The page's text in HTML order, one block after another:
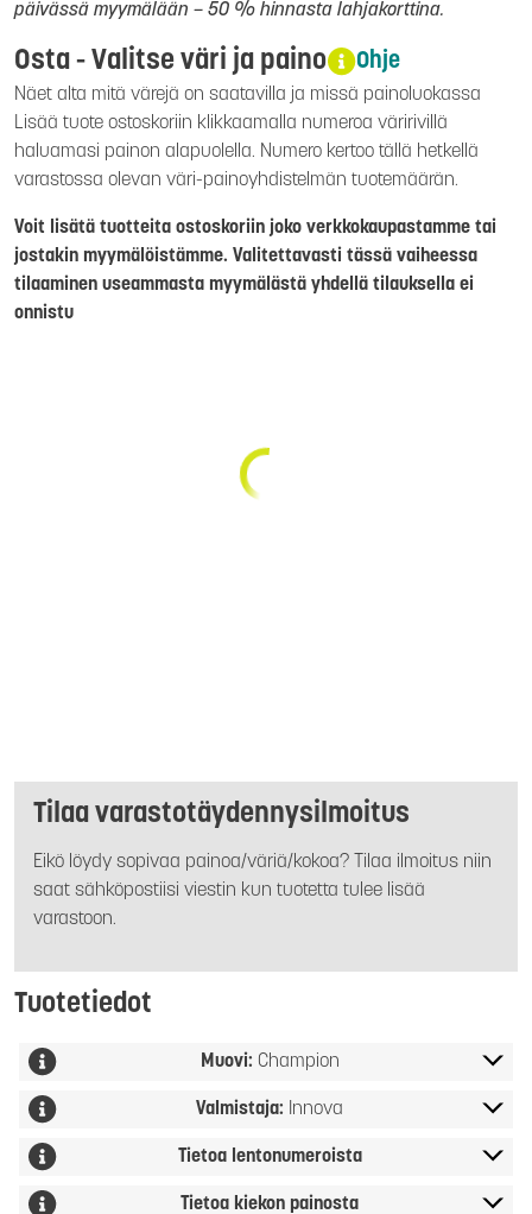
päivässä myymälään – 50 % hinnasta lahjakorttina.
Osta - Valitse väri ja paino Ohje
Näet alta mitä värejä on saatavilla ja missä painoluokassa
Lisää tuote ostoskoriin klikkaamalla numeroa väririvillä
haluamasi painon alapuolella. Numero kertoo tällä hetkellä
varastossa olevan väri-painoyhdistelmän tuotemäärän.
Voit lisätä tuotteita ostoskoriin joko verkkokaupastamme tai
jostakin myymälöistämme. Valitettavasti tässä vaiheessa
tilaaminen useammasta myymälästä yhdellä tilauksella ei
onnistu
Tilaa varastotäydennysilmoitus
Eikö löydy sopivaa painoa/väriä/kokoa? Tilaa ilmoitus niin
saat sähköpostiisi viestin kun tuotetta tulee lisää
varastoon.
Tuotetiedot
Muovi: Champion
Valmistaja: Innova
Tietoa lentonumeroista
Tietoa kiekon painosta